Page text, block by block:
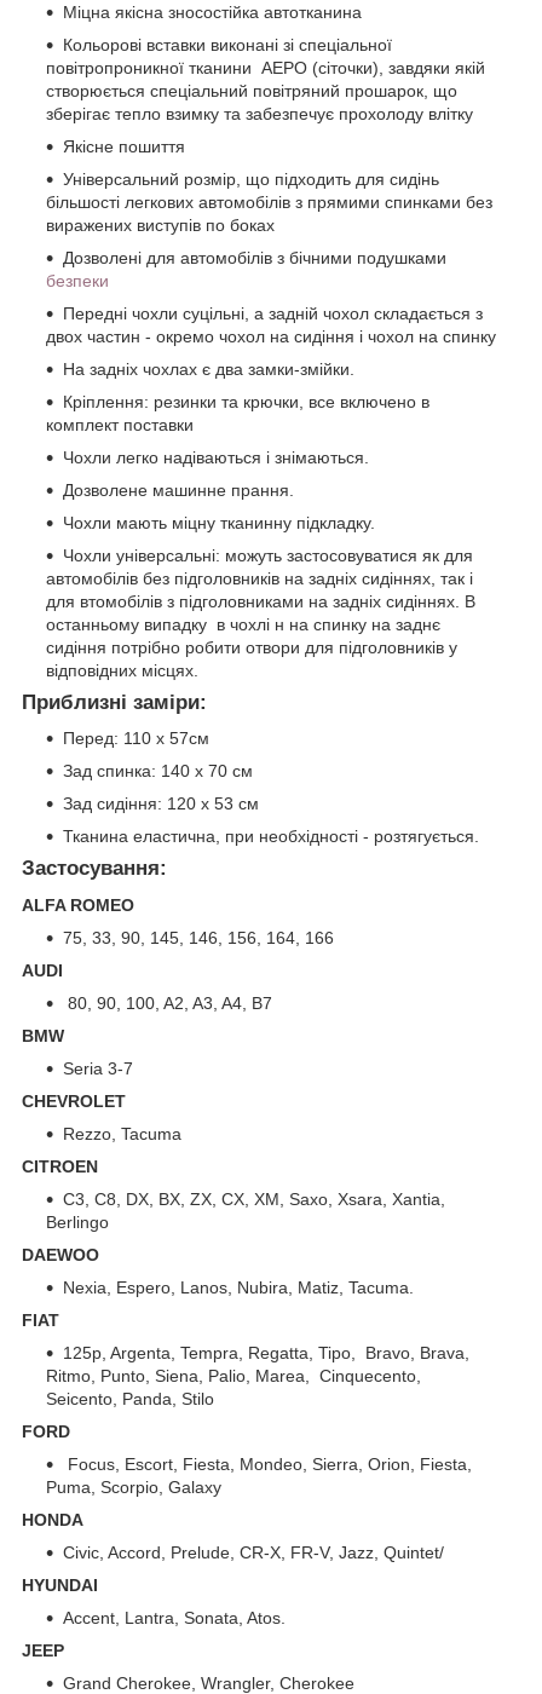
Міцна якісна зносостійка автотканина
Кольорові вставки виконані зі спеціальної
повітропроникної тканини АЕРО (сіточки), завдяки якій
створюється спеціальний повітряний прошарок, що
зберігає тепло взимку та забезпечує прохолоду влітку
Якісне пошиття
Універсальний розмір, що підходить для сидінь
більшості легкових автомобілів з прямими спинками без
виражених виступів по боках
Дозволені для автомобілів з бічними подушками
безпеки
Передні чохли суцільні, а задній чохол складається з
двох частин - окремо чохол на сидіння і чохол на спинку
На задніх чохлах є два замки-змійки.
Кріплення: резинки та крючки, все включено в
комплект поставки
Чохли легко надіваються і знімаються.
Дозволене машинне прання.
Чохли мають міцну тканинну підкладку.
Чохли універсальні: можуть застосовуватися як для
автомобілів без підголовників на задніх сидіннях, так і
для втомобілів з підголовниками на задніх сидіннях. В
останньому випадку в чохлі н на спинку на заднє
сидіння потрібно робити отвори для підголовників у
відповідних місцях.
Приблизні заміри:
Перед: 110 х 57см
Зад спинка: 140 х 70 см
Зад сидіння: 120 х 53 см
Тканина еластична, при необхідності - розтягується.
Застосування:
ALFA ROMEO
75, 33, 90, 145, 146, 156, 164, 166
AUDI
80, 90, 100, A2, A3, A4, B7
BMW
Seria 3-7
CHEVROLET
Rezzo, Tacuma
CITROEN
C3, C8, DX, BX, ZX, CX, XM, Saxo, Xsara, Xantia,
Berlingo
DAEWOO
Nexia, Espero, Lanos, Nubira, Matiz, Tacuma.
FIAT
125p, Argenta, Tempra, Regatta, Tipo, Bravo, Brava,
Ritmo, Punto, Siena, Palio, Marea, Cinquecento,
Seicento, Panda, Stilo
FORD
Focus, Escort, Fiesta, Mondeo, Sierra, Orion, Fiesta,
Puma, Scorpio, Galaxy
HONDA
Civic, Accord, Prelude, CR-X, FR-V, Jazz, Quintet/
HYUNDAI
Accent, Lantra, Sonata, Atos.
JEEP
Grand Cherokee, Wrangler, Cherokee